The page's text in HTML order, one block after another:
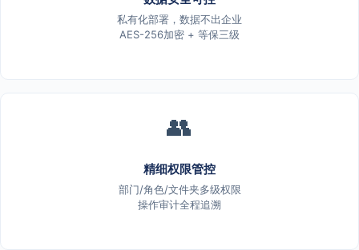
私有化部署，数据不出企业
AES-256加密 + 等保三级
👥
精细权限管控
部门/角色/文件夹多级权限
操作审计全程追溯